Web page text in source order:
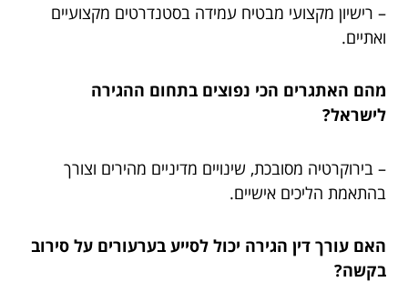
– רישיון מקצועי מבטיח עמידה בסטנדרטים מקצועיים
ואתיים.
מהם האתגרים הכי נפוצים בתחום ההגירה
לישראל?
– בירוקרטיה מסובכת, שינויים מדיניים מהירים וצורך
בהתאמת הליכים אישיים.
האם עורך דין הגירה יכול לסייע בערעורים על סירוב
בקשה?